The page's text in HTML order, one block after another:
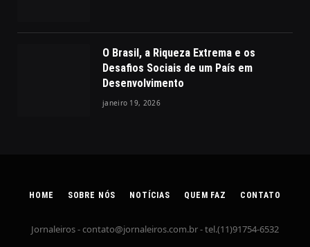
O Brasil, a Riqueza Extrema e os
Desafios Sociais de um País em
Desenvolvimento
janeiro 19, 2026
HOME SOBRE NÓS NOTÍCIAS QUEM FAZ CONTATO
Jornaleiros -contato@jornaleiros.com.br- tel.(11)91754-6532